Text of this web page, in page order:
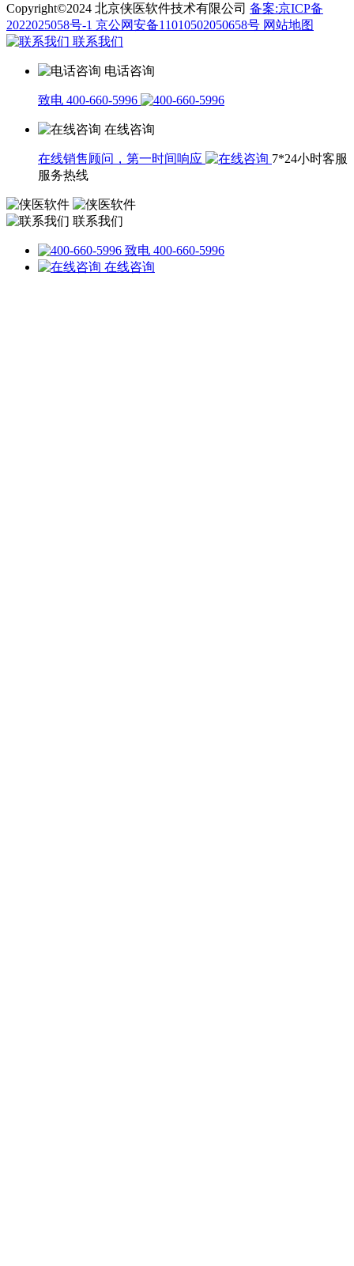
Copyright©2024 北京侠医软件技术有限公司 备案:京ICP备
2022025058号-1 京公网安备11010502050658号 网站地图
联系我们
电话咨询
致电 400-660-5996
在线咨询
在线销售顾问，第一时间响应
7*24小时客服
服务热线
联系我们
致电 400-660-5996
在线咨询